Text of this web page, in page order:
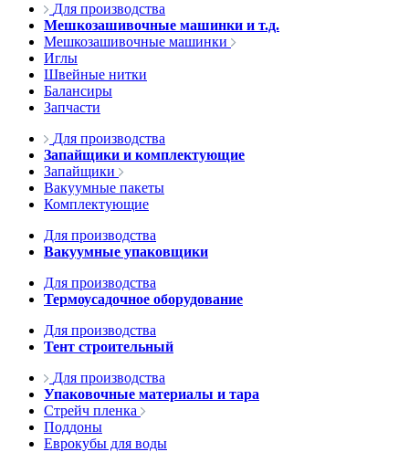
Для производства
Мешкозашивочные машинки и т.д.
Мешкозашивочные машинки
Иглы
Швейные нитки
Балансиры
Запчасти
Для производства
Запайщики и комплектующие
Запайщики
Вакуумные пакеты
Комплектующие
Для производства
Вакуумные упаковщики
Для производства
Термоусадочное оборудование
Для производства
Тент строительный
Для производства
Упаковочные материалы и тара
Стрейч пленка
Поддоны
Еврокубы для воды